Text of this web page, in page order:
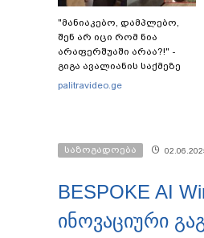
"მანიაკებო, დამპლებო,
შენ არ იცი რომ ნია
არაფერშუაში არაა?!" -
გიგა ავალიანის საქმეზე
ნია იმნაძეს აკავებენ
palitravideo.ge
საზოგადოება
BESPOKE AI
ინოვაციური